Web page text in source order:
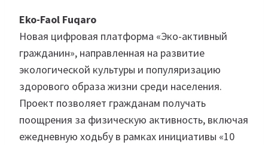
Eko-Faol Fuqaro
Новая цифровая платформа «Эко-активный
гражданин», направленная на развитие
экологической культуры и популяризацию
здорового образа жизни среди населения.
Проект позволяет гражданам получать
поощрения за физическую активность, включая
ежедневную ходьбу в рамках инициативы «10